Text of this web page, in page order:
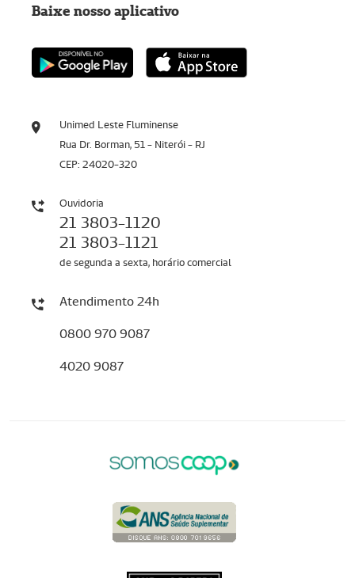
Unimed Leste Fluminense
Rua Dr. Borman, 51 - Niterói - RJ
CEP: 24020-320
Ouvidoria
21 3803-1120
21 3803-1121
de segunda a sexta, horário comercial
Atendimento 24h
0800 970 9087
4020 9087
Baixe nosso aplicativo